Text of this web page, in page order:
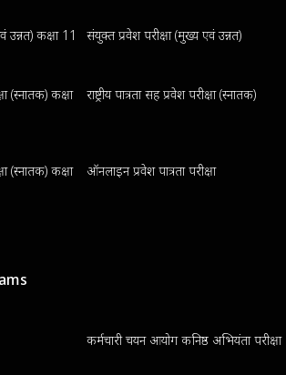
उन्नत) कक्षा 11 संयुक्त प्रवेश परीक्षा (मुख्य एवं उन्नत)
(स्नातक) कक्षा
राष्ट्रीय पात्रता सह प्रवेश परीक्षा (स्नातक)
(स्नातक) कक्षा
ऑनलाइन प्रवेश पात्रता परीक्षा
कर्मचारी चयन आयोग कनिष्ठ अभियंता परीक्षा